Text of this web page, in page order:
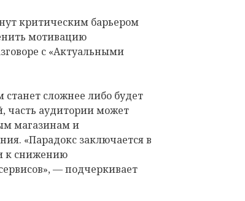
критическим барьером
мотивацию
с «Актуальными
сложнее либо будет
часть аудитории может
магазинам и
«Парадокс заключается в
к снижению
— подчеркивает